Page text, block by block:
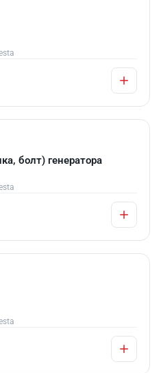
болт) генератора